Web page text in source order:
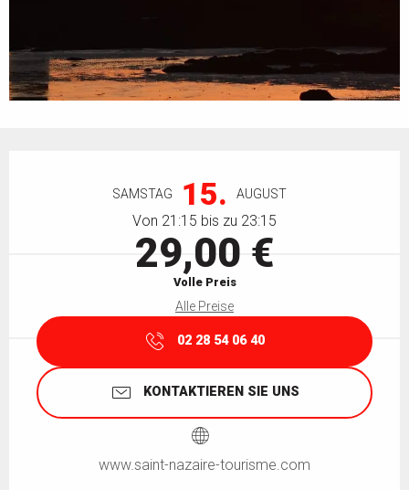
SAMSTAG 15. AUGUST
Von 21:15 bis zu 23:15
29,00 €
Volle Preis
Alle Preise
02 28 54 06 40
KONTAKTIEREN SIE UNS
www.saint-nazaire-tourisme.com